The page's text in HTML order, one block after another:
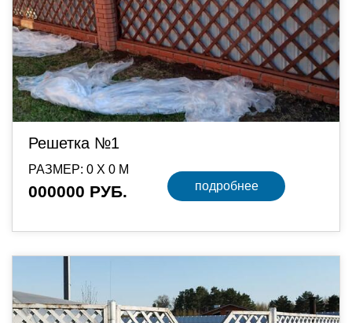
Решетка №1
РАЗМЕР: 0 Х 0 М
000000 РУБ. подробнее